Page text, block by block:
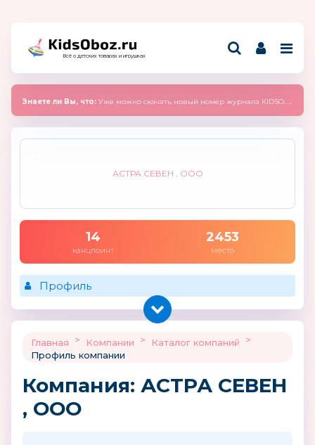
Всё о детских товарах и игрушках
Знаете ли Вы, что: Уже можно скачать новый номер журнала KIDSOBOZ 2025 (сентябрь)
АСТРА СЕВЕН , ООО
14
канцпоинт
2453
место
Профиль
Главная > Компании > Каталог компаний
>
Профиль компании
Компания: АСТРА СЕВЕН
, ООО